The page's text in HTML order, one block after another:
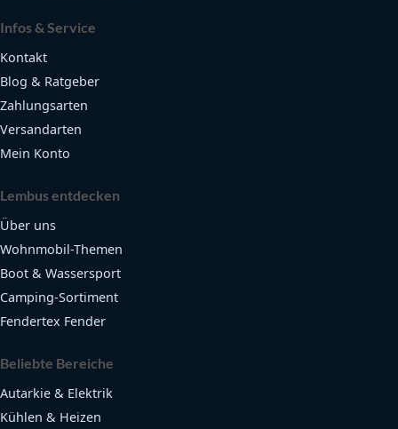
Infos & Service
Kontakt
Blog & Ratgeber
Zahlungsarten
Versandarten
Mein Konto
Lembus entdecken
Über uns
Wohnmobil-Themen
Boot & Wassersport
Camping-Sortiment
Fendertex Fender
Beliebte Bereiche
Autarkie & Elektrik
Kühlen & Heizen